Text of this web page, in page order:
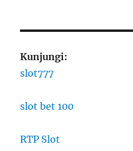
Kunjungi:
slot777
slot bet 100
RTP Slot